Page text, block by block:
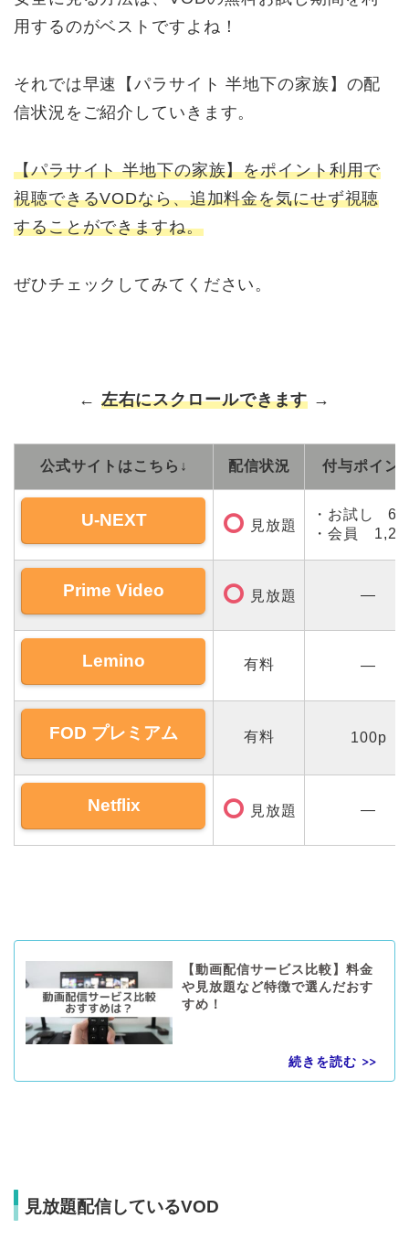
用するのがベストですよね！
それでは早速【パラサイト 半地下の家族】の配
信状況をご紹介していきます。
【パラサイト 半地下の家族】をポイント利用で
視聴できるVODなら、追加料金を気にせず視聴
することができますね。
ぜひチェックしてみてください。
← 左右にスクロールできます →
公式サイトはこちら↓ 配信状況 付与ポイン
U-NEXT 見放題
・お試し
・会員
Prime Video 見放題 ―
Lemino 有料 ―
FOD プレミアム 有料 100p
Netflix 見放題 ―
【動画配信サービス比較】料金
や見放題など特徴で選んだおす
すめ！
見放題配信しているVOD